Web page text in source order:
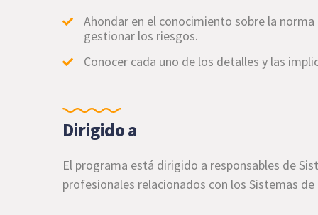
Ahondar en el conocimiento sobre la
gestionar los riesgos.
Conocer cada uno de los detalles y las
Dirigido a
El programa está dirigido a responsables de
profesionales relacionados con los Sistemas